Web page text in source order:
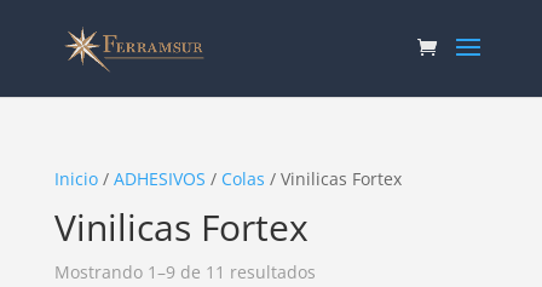
Inicio/ ADHESIVOS / Colas / Vinilicas Fortex
Vinilicas Fortex
Mostrando 1–9 de 11 resultados